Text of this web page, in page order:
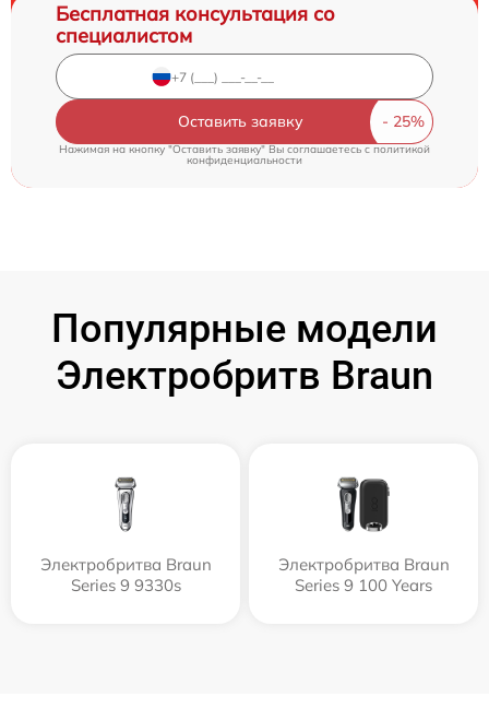
Бесплатная консультация со
специалистом
Оставить заявку
Нажимая на кнопку "Оставить заявку" Вы соглашаетесь cполитикой
конфиденциальности
Популярные модели
Электробритв Braun
Электробритва Braun
Series 9 9330s
Электробритва Braun
Series 9 100 Years